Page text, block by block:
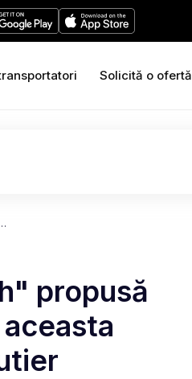
Solicită o ofertă
propusă